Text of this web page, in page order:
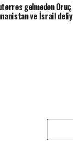
gelmeden
ve İsrail